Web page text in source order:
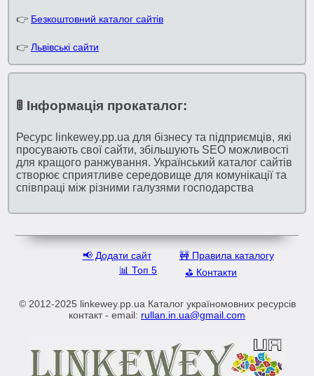
👉 Безкоштовний каталог сайтів
👉 Львівські сайти
🚦 Інформація прокаталог:
Ресурс linkewey.pp.ua для бізнесу та підприємців, які
просувають свої сайти, збільшують SEO можливості
для кращого ранжування. Український каталог сайтів
створює сприятливе середовище для комунікації та
співпраці між різними галузями господарства
📢 Додати сайт
🚧 Правила каталогу
📊 Топ 5
⛳️ Контакти
© 2012-2025 linkewey.pp.ua Каталог україномовних ресурсів
контакт - email: rullan.in.ua@gmail.com